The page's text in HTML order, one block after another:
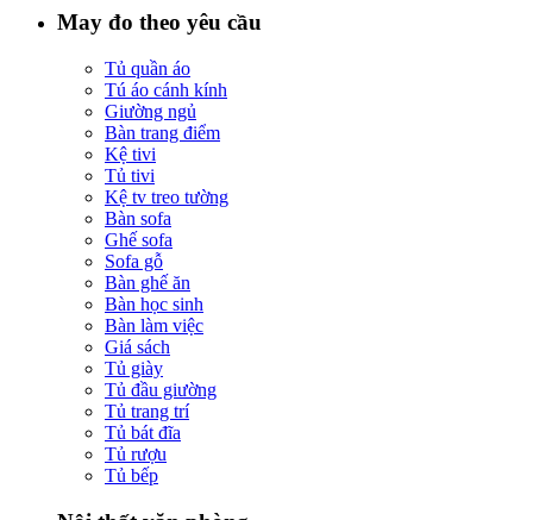
May đo theo yêu cầu
Tủ quần áo
Tú áo cánh kính
Giường ngủ
Bàn trang điểm
Kệ tivi
Tủ tivi
Kệ tv treo tường
Bàn sofa
Ghế sofa
Sofa gỗ
Bàn ghế ăn
Bàn học sinh
Bàn làm việc
Giá sách
Tủ giày
Tủ đầu giường
Tủ trang trí
Tủ bát đĩa
Tủ rượu
Tủ bếp